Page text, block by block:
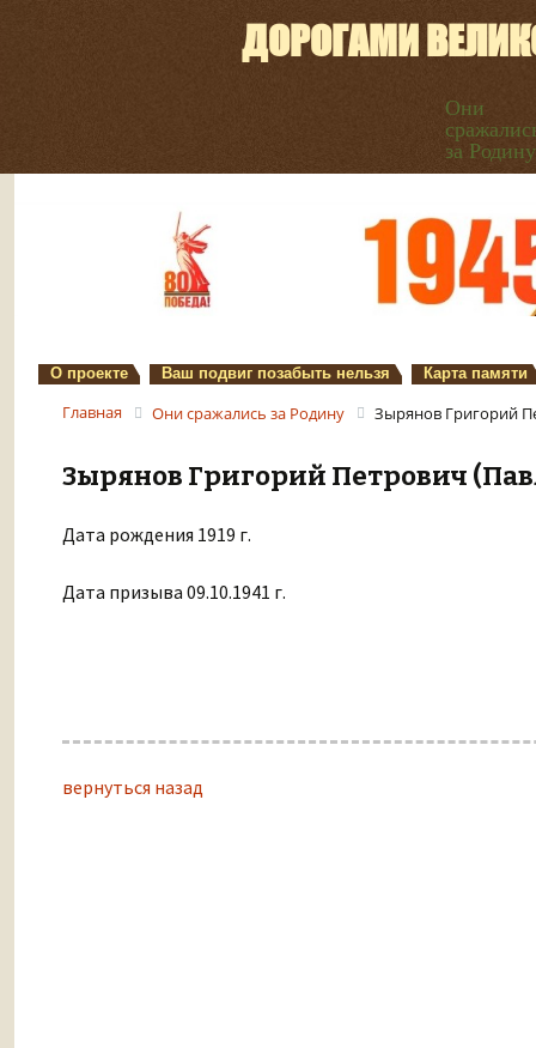
ДОРОГАМИ
Они
за Родину
О проекте Ваш подвиг позабыть нельзя Карта памяти
Главная Они сражались за Родину Зырянов Григорий
Зырянов Григорий Петрович
Дата рождения 1919 г.
Дата призыва 09.10.1941 г.
вернуться назад